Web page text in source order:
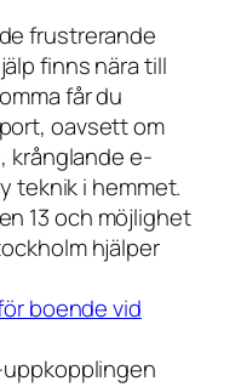
frustrerande
finns nära till
får du
oavsett om
krånglande e-
teknik i hemmet.
13 och möjlighet
hjälper
boende vid
uppkopplingen